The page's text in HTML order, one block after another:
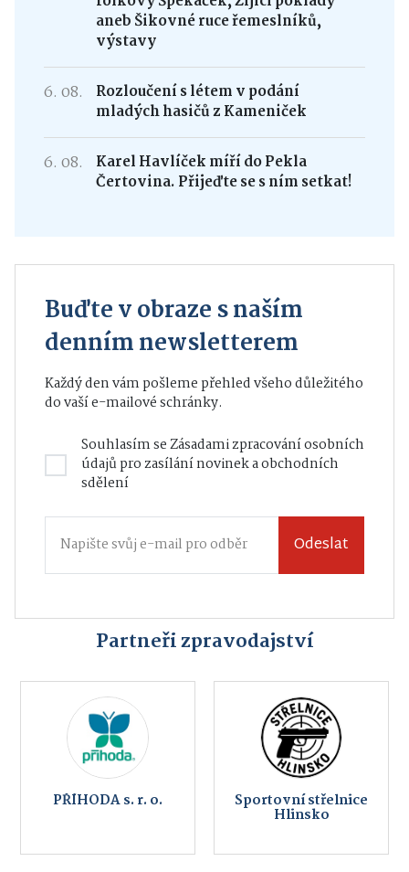
aneb Šikovné ruce řemeslníků,
výstavy
6. 08.
Rozloučení s létem v podání
mladých hasičů z Kameniček
6. 08.
Karel Havlíček míří do Pekla
Čertovina. Přijeďte se s ním setkat!
Buďte v obraze s naším
denním newsletterem
Každý den vám pošleme přehled všeho důležitého
do vaší e-mailové schránky.
Souhlasím seZásadami zpracování osobních
údajůpro zasílání novinek a obchodních
sdělení
Odeslat
Partneři zpravodajství
PŘÍHODA s. r. o. Sportovní střelnice
Hlinsko